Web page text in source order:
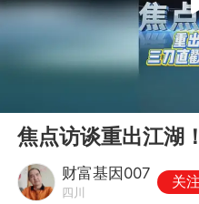
焦点访谈重出江湖
财富基因007
四川
关注